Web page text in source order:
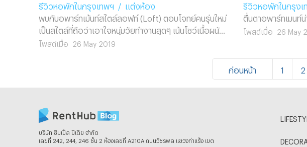
รีวิวหอพักในกรุงเทพฯ /
แต่งห้อง
พบกับอพาร์ทเม้นท์สไตล์ลอฟท์ (Loft) ตอบโจทย์คนรุ่นใหม่
เป็นสไตล์ที่ถือว่าเอาใจหนุ่มวัยทำงานสุดๆ เน้นโชว์เนื้อผนัง
แบบดิบ ๆ หรือพื้นปูนเปลือย ใช้โทนสีไม่มาก แต่มีสไตล์และ
โพสต์เมื่อ 26 May 2019
รีวิวหอพักในกรุงเ
ตื่นตาอพาร์ทเมนท์
โพสต์เมื่อ 26 May
ก่อนหน้า 1 2
บริษัท ซิมเปิ้ล มีเดีย จํากัด
เลขที่ 242, 244, 246 ชั้น 2 ห้องเลขที่ A210A ถนนวัชรพล แขวงท่าแร้ง เขต